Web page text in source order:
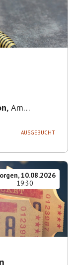
, Am
AUSGEBUCHT
10.08.2026
19:30